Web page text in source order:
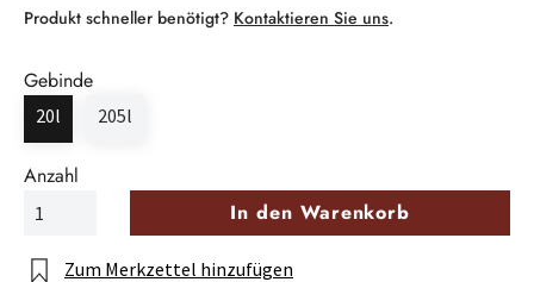
Produkt schneller benötigt? Kontaktieren Sie uns.
Gebinde
20l 205l
Anzahl
In den Warenkorb
Zum Merkzettel hinzufügen